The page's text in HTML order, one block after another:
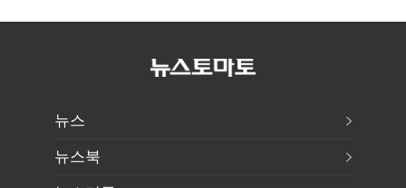
축소…제약업계
차세대 신약 개발
뉴스
뉴스북